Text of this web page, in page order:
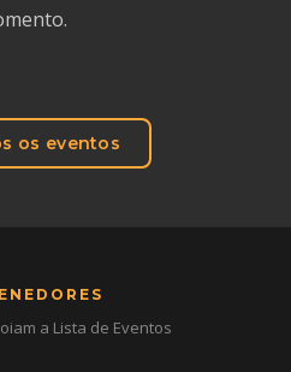
os eventos
a Lista de Eventos